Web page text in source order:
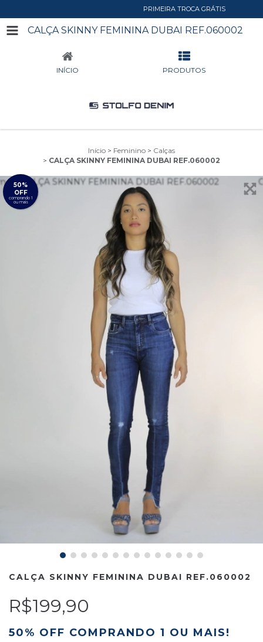
PRIMEIRA TROCA GRÁTIS
CALÇA SKINNY FEMININA DUBAI REF.060002
INÍCIO PRODUTOS
Início > Feminino > Calças
> CALÇA SKINNY FEMININA DUBAI REF.060002
50%
OFF
comprando 1
ou mais
CALÇA SKINNY FEMININA DUBAI REF.060002
R$199,90
50% OFF COMPRANDO 1 OU MAIS!